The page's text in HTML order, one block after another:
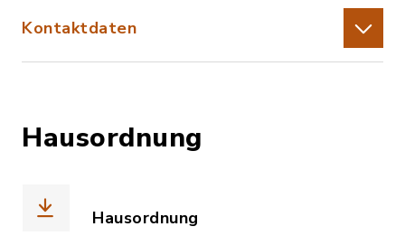
Kontaktdaten
Hausordnung
Hausordnung